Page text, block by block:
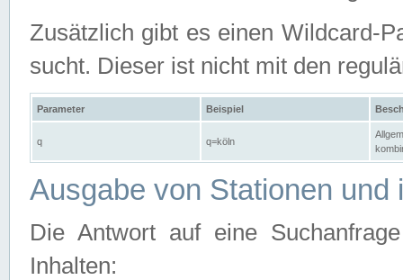
Zusätzlich gibt es einen Wildcard-
sucht. Dieser ist nicht mit den
Parameter Beispiel
q q=köln
Ausgabe von Stationen und
Die Antwort auf eine
Inhalten: